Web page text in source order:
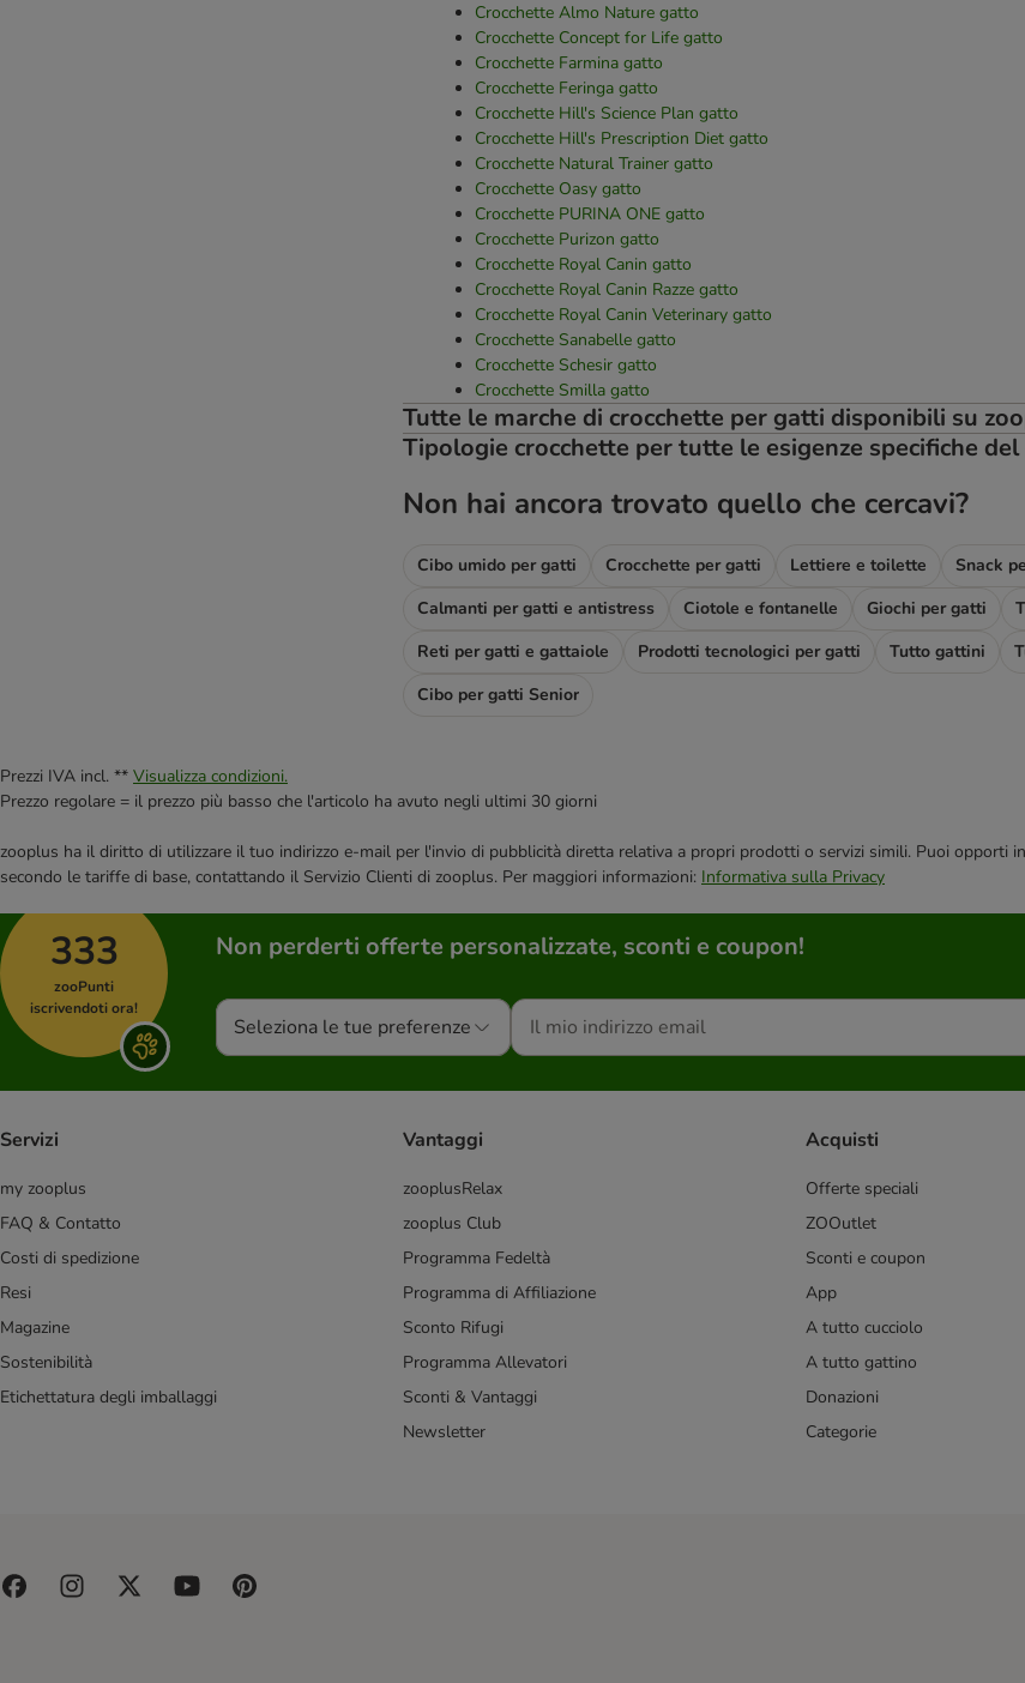
Nutriplus
Nutrivet
Optimanova
Pan Mięsko
Perfect Fit
Porta 21
Prolife
PURINA Cat Chow
PURINA PRO PLAN
PURINA PRO PLAN Veterinary Diets
Rosie's Farm
Smilla Veterinary Diet
Smølke
Taste of the Wild
Ultima - Affinity
Venandi Animal
Virbac Veterinary HPM
Crocchette per gatti 20 kg
Ziwi Peak
Crocchette Almo Nature gatto
Crocchette Concept for Life gatto
Crocchette Farmina gatto
Crocchette Feringa gatto
Crocchette Hill's Science Plan gatto
Crocchette Hill's Prescription Diet gatto
Crocchette Natural Trainer gatto
Crocchette Oasy gatto
Crocchette PURINA ONE gatto
Crocchette Purizon gatto
Crocchette Royal Canin gatto
Crocchette Royal Canin Razze gatto
Crocchette Royal Canin Veterinary gatto
Crocchette Sanabelle gatto
Crocchette Schesir gatto
Crocchette Smilla gatto
Tutte le marche di crocchette per gatti disponibili su
Tipologie crocchette per tutte le esigenze specifiche
Non hai ancora trovato quello che cercavi?
Cibo umido per gatti Crocchette per gatti Lettiere e toilette Snack
Calmanti per gatti e antistress
Ciotole e fontanelle Giochi per gatti
Reti per gatti e gattaiole
Prodotti tecnologici per gatti Tutto gattini
Cibo per gatti Senior
Prezzi IVA incl. ** Visualizza condizioni.
Prezzo regolare = il prezzo più basso che l'articolo ha avuto negli ultimi 30 giorni
zooplus ha il diritto di utilizzare il tuo indirizzo e-mail per l'invio di pubblicità diretta relativa a propri prodotti o servizi simili. Puoi opporti
secondo le tariffe di base, contattando il Servizio Clienti di zooplus. Per maggiori informazioni: Informativa sulla Privacy
333
zooPunti
iscrivendoti ora!
Non perderti offerte personalizzate, sconti e coupon!
Seleziona le tue preferenze
Servizi
my zooplus
FAQ & Contatto
Costi di spedizione
Resi
Magazine
Sostenibilità
Etichettatura degli imballaggi
Vantaggi
zooplusRelax
zooplus Club
Programma Fedeltà
Programma di Affiliazione
Sconto Rifugi
Programma Allevatori
Sconti & Vantaggi
Newsletter
Acquisti
Offerte speciali
ZOOutlet
Sconti e coupon
App
A tutto cucciolo
A tutto gattino
Donazioni
Categorie